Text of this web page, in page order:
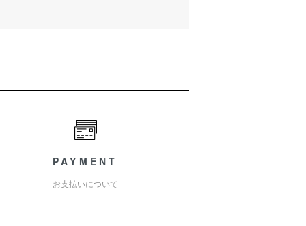
PAYMENT
お支払いについて